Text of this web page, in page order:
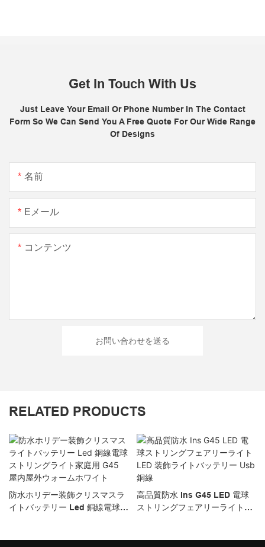
Get In Touch With Us
Just Leave Your Email Or Phone Number In The Contact
Form So We Can Send You A Free Quote For Our Wide Range
Of Designs
名前
Eメール
コンテンツ
お問い合わせを送る
RELATED PRODUCTS
防水ホリデー装飾クリスマスラ
イトバッテリー Led 銅線電球ス
高品質防水 Ins G45 LED 電球
ストリングフェアリーライト